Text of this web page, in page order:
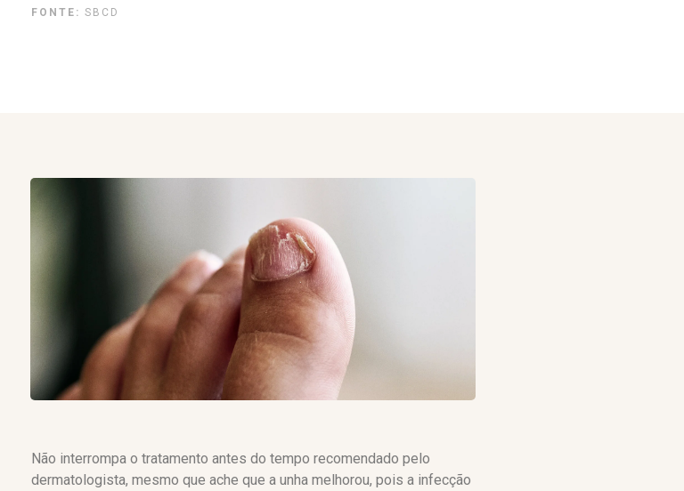
FONTE: SBCD
Não interrompa o tratamento antes do tempo recomendado pelo
dermatologista, mesmo que ache que a unha melhorou, pois a infecção